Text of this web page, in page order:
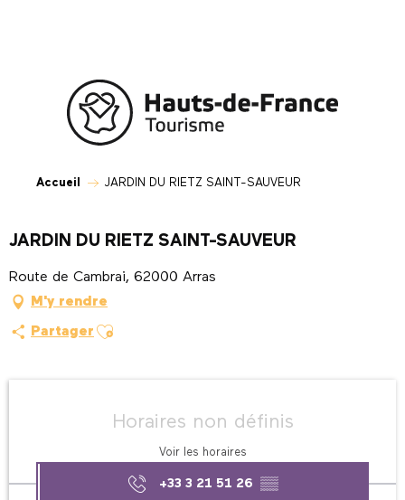
Accueil JARDIN DU RIETZ SAINT-SAUVEUR
JARDIN DU RIETZ SAINT-SAUVEUR
Route de Cambrai, 62000 Arras
M'y rendre
Partager Ajouter aux favoris
Horaires non définis
Voir les horaires
+33 3 21 51 26 ▒▒